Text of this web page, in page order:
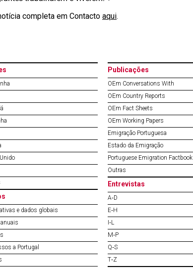
completa em Contacto aqui.
e dados globais
a Portugal
Publicações
OEm Conversations With
OEm Country Reports
OEm Fact Sheets
OEm Working Papers
Emigração Portuguesa
Estado da Emigração
Portuguese Emigration Factbook
Outras
Entrevistas
A‐D
E‐H
I‐L
M‐P
Q‐S
T‐Z